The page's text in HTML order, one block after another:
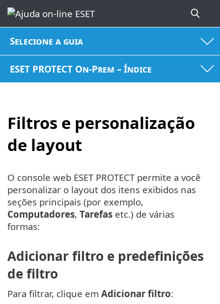
Selecione a guia
ESET PROTECT On-Prem – Índice
Filtros e personalização
de layout
O console web ESET PROTECT permite a você
personalizar o layout dos itens exibidos nas
seções principais (por exemplo,
Computadores, Tarefas etc.) de várias
formas:
Adicionar filtro e predefinições
de filtro
Para filtrar, clique em Adicionar filtro: